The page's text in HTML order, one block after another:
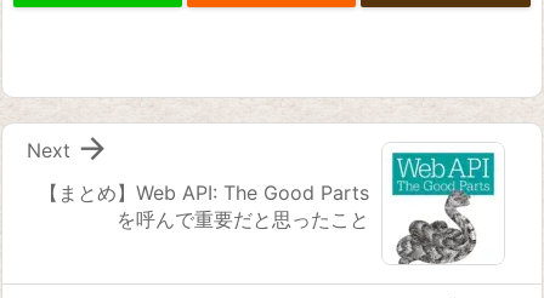
【まとめ】Web API: The Good Parts
を呼んで重要だと思ったこと

Next